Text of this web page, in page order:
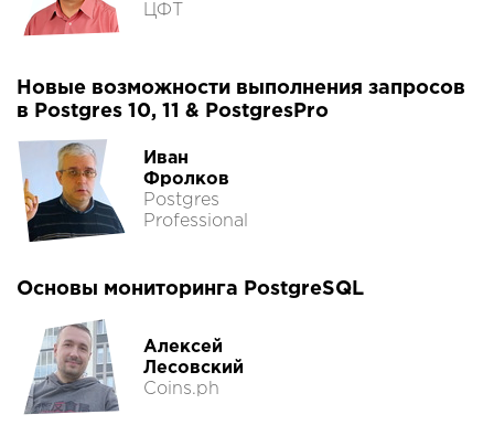
ЦФТ
Новые возможности выполнения запросов
в Postgres 10, 11 & PostgresPro
Иван
Фролков
Postgres
Professional
Основы мониторинга PostgreSQL
Алексей
Лесовский
Coins.ph